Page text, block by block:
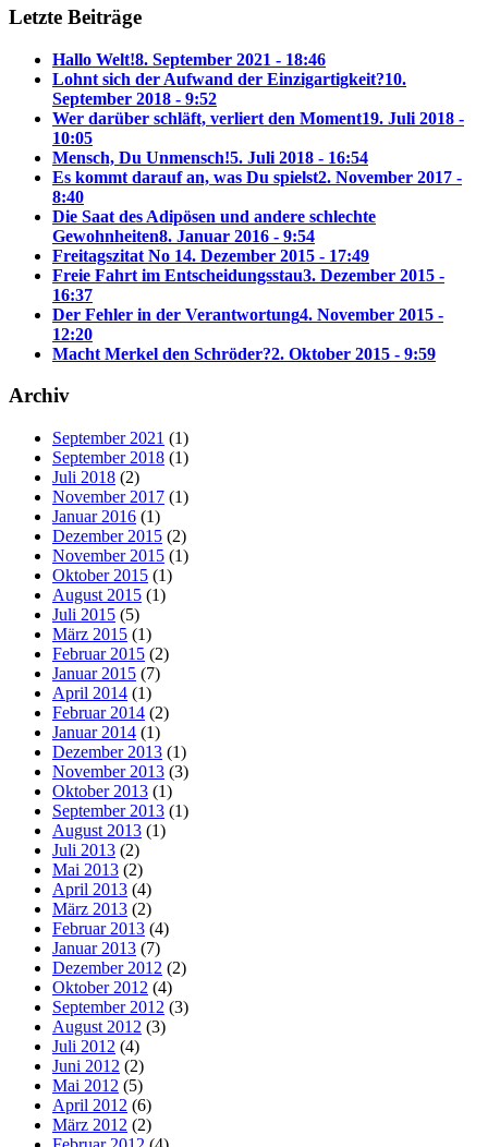
Letzte Beiträge
Hallo Welt!8. September 2021 - 18:46
Lohnt sich der Aufwand der Einzigartigkeit?10.
September 2018 - 9:52
Wer darüber schläft, verliert den Moment19. Juli 2018 -
10:05
Mensch, Du Unmensch!5. Juli 2018 - 16:54
Es kommt darauf an, was Du spielst2. November 2017 -
8:40
Die Saat des Adipösen und andere schlechte
Gewohnheiten8. Januar 2016 - 9:54
Freitagszitat No 14. Dezember 2015 - 17:49
Freie Fahrt im Entscheidungsstau3. Dezember 2015 -
16:37
Der Fehler in der Verantwortung4. November 2015 -
12:20
Macht Merkel den Schröder?2. Oktober 2015 - 9:59
Archiv
September 2021 (1)
September 2018 (1)
Juli 2018 (2)
November 2017 (1)
Januar 2016 (1)
Dezember 2015 (2)
November 2015 (1)
Oktober 2015 (1)
August 2015 (1)
Juli 2015 (5)
März 2015 (1)
Februar 2015 (2)
Januar 2015 (7)
April 2014 (1)
Februar 2014 (2)
Januar 2014 (1)
Dezember 2013 (1)
November 2013 (3)
Oktober 2013 (1)
September 2013 (1)
August 2013 (1)
Juli 2013 (2)
Mai 2013 (2)
April 2013 (4)
März 2013 (2)
Februar 2013 (4)
Januar 2013 (7)
Dezember 2012 (2)
Oktober 2012 (4)
September 2012 (3)
August 2012 (3)
Juli 2012 (4)
Juni 2012 (2)
Mai 2012 (5)
April 2012 (6)
März 2012 (2)